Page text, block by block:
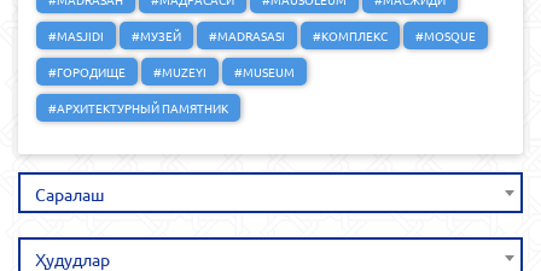
#MASJIDI
#МУЗЕЙ #MADRASASI #КОМПЛЕКС
#MOSQUE
#ГОРОДИЩЕ
#MUZEYI
#MUSEUM
#АРХИТЕКТУРНЫЙ ПАМЯТНИК
Саралаш
Ҳудудлар